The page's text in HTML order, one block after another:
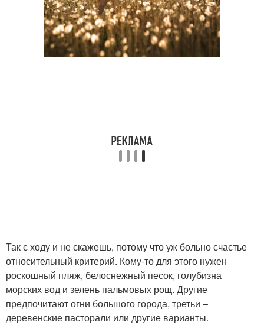
Так с ходу и не скажешь, потому что уж больно счастье
относительный критерий. Кому-то для этого нужен
роскошный пляж, белоснежный песок, голубизна
морских вод и зелень пальмовых рощ. Другие
предпочитают огни большого города, третьи –
деревенские пасторали или другие варианты.